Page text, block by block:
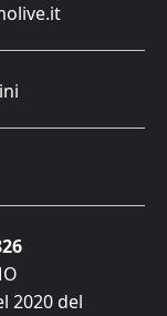
2020 del